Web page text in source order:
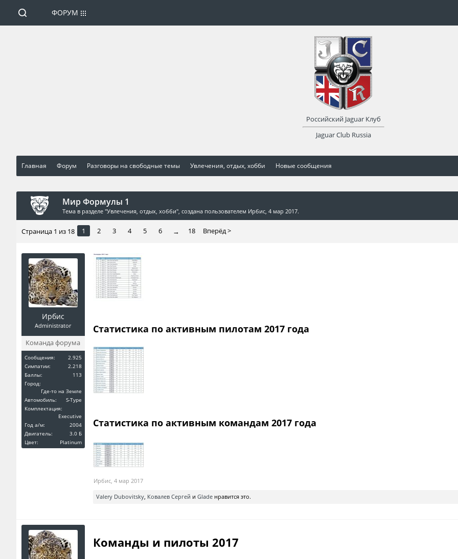
Главная Форум Разговоры на свободные темы Увлечения, отдых, хобби Новые сообщения
Мир Формулы 1
Тема в разделе "Увлечения, отдых, хобби", создана пользователем Ирбис, 4 мар 2017.
Страница 1 из 18 1 2 3 4 5 6 → 18 Вперёд >
Ирбис
Administrator
Команда форума
Сообщения:
2.925
Симпатии:
2.218
Баллы:
113
Город:
Где-то на Земле
Автомобиль:
S-Type
Комплектация:
Executive
Год a/м:
2004
Двигатель:
3.0 Б
Цвет:
Platinum
Статистика по активным пилотам 2017 года
Статистика по активным командам 2017 года
Ирбис, 4 мар 2017
Valery Dubovitsky, Ковалев Сергей и Gladeнравится это.
Команды и пилоты 2017
ФОРУМ
Российский Jaguar Клуб
Jaguar Club Russia